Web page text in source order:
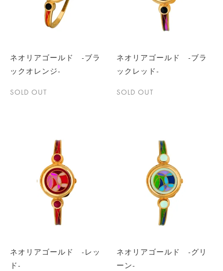
ネオリアゴールド -ブラ
ックオレンジ-
SOLD OUT
ネオリアゴールド -ブラ
ックレッド-
SOLD OUT
ネオリアゴールド -レッ
ド-
ネオリアゴールド -グリ
ーン-